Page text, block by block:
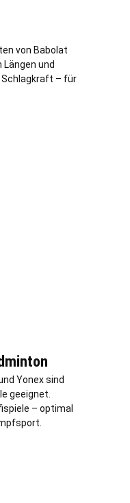
von Babolat
Längen und
Schlagkraft – für
Yonex sind
geeignet.
– optimal